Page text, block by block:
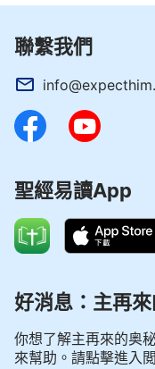
聯繫我們
聖經易讀App
好消息：主再來
你想了解主再來的奥
來幫助。請點擊進入